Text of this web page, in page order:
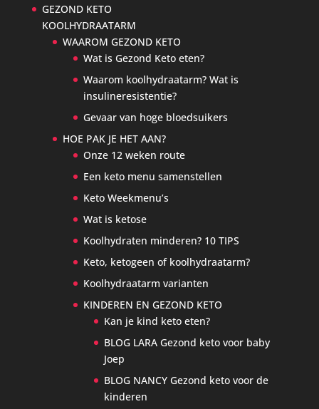
GEZOND KETO
KOOLHYDRAATARM
WAAROM GEZOND KETO
Wat is Gezond Keto eten?
Waarom koolhydraatarm? Wat is
insulineresistentie?
Gevaar van hoge bloedsuikers
HOE PAK JE HET AAN?
Onze 12 weken route
Een keto menu samenstellen
Keto Weekmenu’s
Wat is ketose
Koolhydraten minderen? 10 TIPS
Keto, ketogeen of koolhydraatarm?
Koolhydraatarm varianten
KINDEREN EN GEZOND KETO
Kan je kind keto eten?
BLOG LARA Gezond keto voor baby
Joep
BLOG NANCY Gezond keto voor de
kinderen